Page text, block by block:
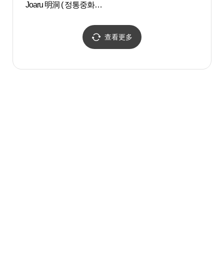
Joaru 明洞 ( 정통중화요
查看更多